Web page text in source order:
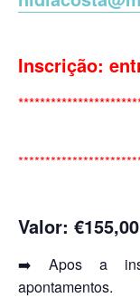
Inscrição:
Valor: €155,00
➡️ Apos a
apontamentos.